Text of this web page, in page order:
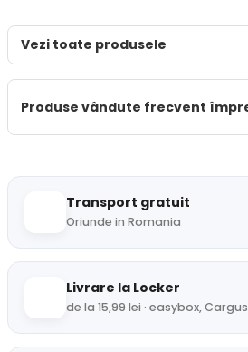
Vezi toate produsele
Produse vândute frecvent
Transport gratuit
Oriunde in Romania
Livrare la Locker
de la 15,99 lei · easybox,